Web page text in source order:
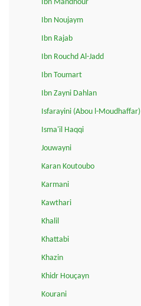
Ibn Mandhour
Ibn Noujaym
Ibn Rajab
Ibn Rouchd Al-Jadd
Ibn Toumart
Ibn Zayni Dahlan
Isfarayini (Abou l-Moudhaffar)
Isma'il Haqqi
Jouwayni
Karan Koutoubo
Karmani
Kawthari
Khalil
Khattabi
Khazin
Khidr Houçayn
Kourani